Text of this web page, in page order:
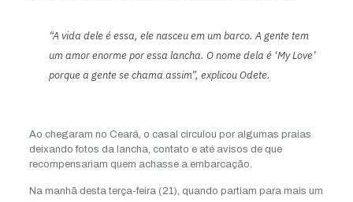
“A vida dele é essa, ele nasceu em um barco. A gente tem
um amor enorme por essa lancha. O nome dela é ‘My Love’
porque a gente se chama assim”, explicou Odete.
Ao chegaram no Ceará, o casal circulou por algumas praias
deixando fotos da lancha, contato e até avisos de que
recompensariam quem achasse a embarcação.
Na manhã desta terça-feira (21), quando partiam para mais um